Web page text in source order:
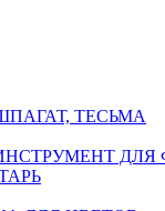
ТЕСЬМА
ДЛЯ